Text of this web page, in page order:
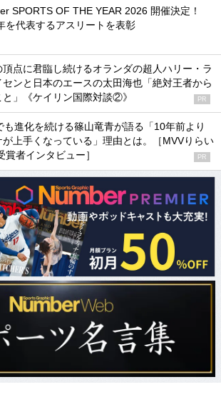
SPORTS OF THE YEAR 2026 開催決定！
を代表するアスリートを表彰
頂点に君臨し続けるオランダの超人ハリー・ラ
センと日本のエースの太田海也「絶対王者から
と」《ケイリン国際対談②》
PR
も進化を続ける篠山竜青が語る「10年前より
が上手くなっている」理由とは。［MVVりらい
賞者インタビュー］
PR